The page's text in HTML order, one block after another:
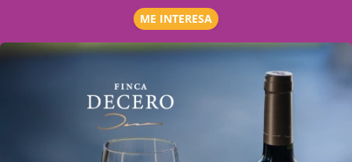
ME INTERESA